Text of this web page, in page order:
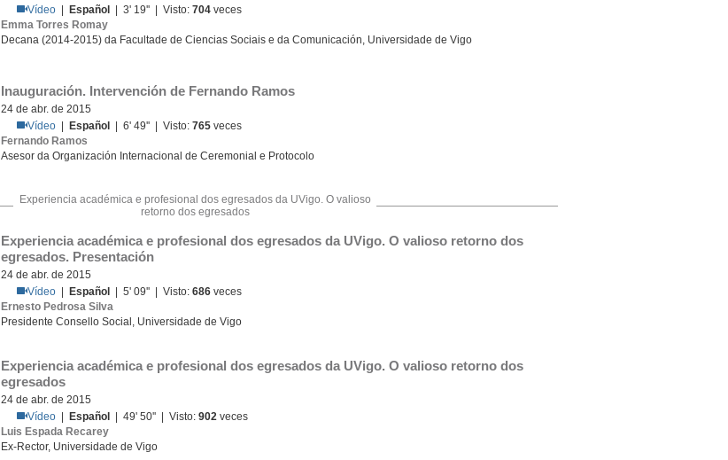
Vídeo
Español | 3' 19'' | Visto:704 veces
Emma Torres Romay
Decana (2014-2015) da Facultade de Ciencias Sociais e da Comunicación, Universidade de Vigo
Inauguración. Intervención de Fernando Ramos
24 de abr. de 2015
Vídeo
Español | 6' 49'' | Visto:765 veces
Fernando Ramos
Asesor da Organización Internacional de Ceremonial e Protocolo
Experiencia académica e profesional dos egresados da UVigo. O valioso
retorno dos egresados
Experiencia académica e profesional dos egresados da UVigo. O valioso retorno dos
egresados. Presentación
24 de abr. de 2015
Vídeo
Español | 5' 09'' | Visto:686 veces
Ernesto Pedrosa Silva
Presidente Consello Social, Universidade de Vigo
Experiencia académica e profesional dos egresados da UVigo. O valioso retorno dos
egresados
24 de abr. de 2015
Vídeo
Español | 49' 50'' | Visto:902 veces
Luis Espada Recarey
Ex-Rector, Universidade de Vigo